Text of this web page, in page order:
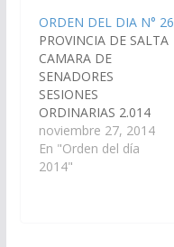
17) S U M A R I O
PROYECTO DE LEY De
Legislación General,
del Trabajo y Régimen
Previsional: En revisión,
sobre licencia por
maternidad y
paternidad…
ORDEN DEL DIA N° 26
PROVINCIA DE SALTA
CAMARA DE
SENADORES
SESIONES
ORDINARIAS 2.014
ORDEN DEL DIA Nº 26
(Dictámenes de
Comisiones entrados
noviembre 27, 2014
En "Orden del día
2014"